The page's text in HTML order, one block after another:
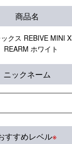
商品名
クス REBIVE MINI
REARM ホワイト
ニックネーム
すすめレベル※